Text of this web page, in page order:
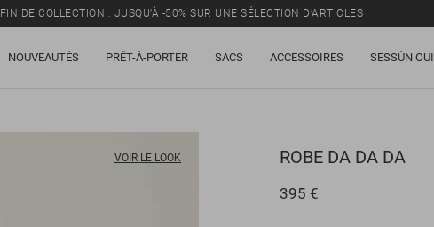
FIN DE COLLECTION : JUSQU’À -50% SUR UNE SÉLECTION D’ARTICLES
NOUVEAUTÉS PRÊT-À-PORTER SACS ACCESSOIRES SESSÙN OUI
VOIR LE LOOK ROBE DA DA DA
395 €